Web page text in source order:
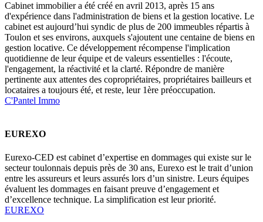
Cabinet immobilier a été créé en avril 2013, après 15 ans
d'expérience dans l'administration de biens et la gestion locative. Le
cabinet est aujourd’hui syndic de plus de 200 immeubles répartis à
Toulon et ses environs, auxquels s'ajoutent une centaine de biens en
gestion locative. Ce développement récompense l'implication
quotidienne de leur équipe et de valeurs essentielles : l'écoute,
l'engagement, la réactivité et la clarté. Répondre de manière
pertinente aux attentes des copropriétaires, propriétaires bailleurs et
locataires a toujours été, et reste, leur 1ère préoccupation.
C'Pantel Immo
EUREXO
Eurexo-CED est cabinet d’expertise en dommages qui existe sur le
secteur toulonnais depuis près de 30 ans, Eurexo est le trait d’union
entre les assureurs et leurs assurés lors d’un sinistre. Leurs équipes
évaluent les dommages en faisant preuve d’engagement et
d’excellence technique. La simplification est leur priorité.
EUREXO